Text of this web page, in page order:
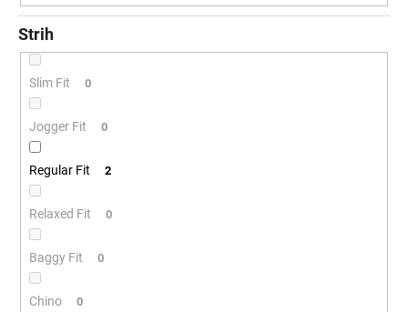
Strih
Slim Fit 0
Jogger Fit 0
Regular Fit 2
Relaxed Fit 0
Baggy Fit 0
Chino 0